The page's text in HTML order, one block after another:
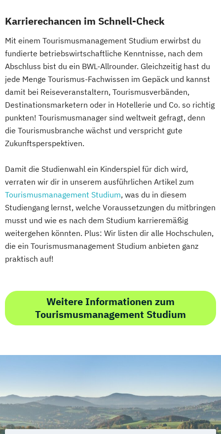
Karrierechancen im Schnell-Check
Mit einem Tourismusmanagement Studium erwirbst du
fundierte betriebswirtschaftliche Kenntnisse, nach dem
Abschluss bist du ein BWL-Allrounder. Gleichzeitig hast du
jede Menge Tourismus-Fachwissen im Gepäck und kannst
damit bei Reiseveranstaltern, Tourismusverbänden,
Destinationsmarketern oder in Hotellerie und Co. so richtig
punkten! Tourismusmanager sind weltweit gefragt, denn
die Tourismusbranche wächst und verspricht gute
Zukunftsperspektiven.
Damit die Studienwahl ein Kinderspiel für dich wird,
verraten wir dir in unserem ausführlichen Artikel zum
Tourismusmanagement Studium, was du in diesem
Studiengang lernst, welche Voraussetzungen du mitbringen
musst und wie es nach dem Studium karrieremäßig
weitergehen könnten. Plus: Wir listen dir alle Hochschulen,
die ein Tourismusmanagement Studium anbieten ganz
praktisch auf!
Weitere Informationen zum
Tourismusmanagement Studium